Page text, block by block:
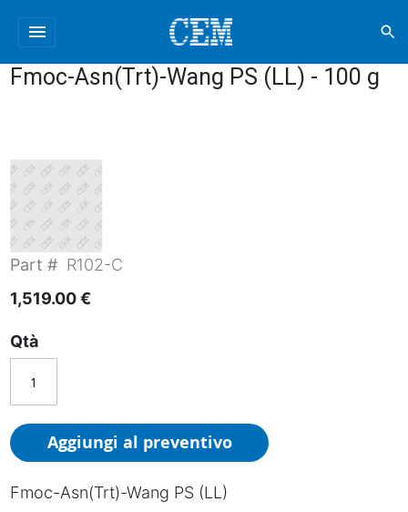
menu search
Fmoc-Asn(Trt)-Wang PS (LL) - 100 g
Part # R102-C
1,519.00 €
Qtà
Aggiungi al preventivo
Fmoc-Asn(Trt)-Wang PS (LL)